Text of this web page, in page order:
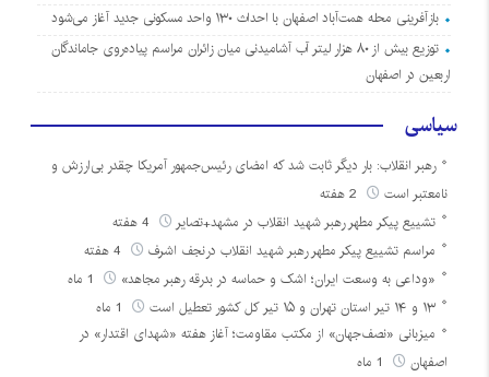
بازآفرینی محله همت‌آباد اصفهان با احداث ۱۳۰ واحد مسکونی جدید آغاز می‌شود
توزیع بیش از ۸۰ هزار لیتر آب آشامیدنی میان زائران مراسم پیاده‌روی جاماندگان
اربعین در اصفهان
سیاسی
رهبر انقلاب: بار دیگر ثابت شد که امضای رئیس‌جمهور آمریکا چقدر بی‌ارزش و
نامعتبر است
تشییع پیکر مطهر رهبر شهید انقلاب در مشهد+تصایر
مراسم تشییع پیکر مطهر رهبر شهید انقلاب درنجف اشرف
«وداعی به وسعت ایران؛ اشک و حماسه در بدرقه رهبر مجاهد»
۱۳ و ۱۴ تیر استان تهران و ۱۵ تیر کل کشور تعطیل است
میزبانی «نصف‌جهان» از مکتب مقاومت؛ آغاز هفته «شهدای اقتدار» در
اصفهان